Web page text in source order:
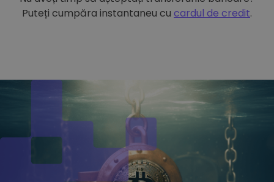
Puteți cumpăra instantaneu cu cardul de credit.